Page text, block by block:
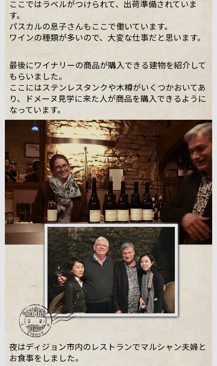
ここではラベルがつけられて、出荷準備されていま
す。
パスカルの息子さんもここで働いています。
ワインの種類が多いので、大変な仕事だと思います。
最後にワイナリーの商品が購入できる建物を紹介して
もらいました。
ここにはステンレスタンクや木樽がいくつかおいてあ
り、ドメーヌ見学に来た人が商品を購入できるように
なっています。
夜はディジョン市内のレストランでマルシャン夫婦と
お食事をしました。